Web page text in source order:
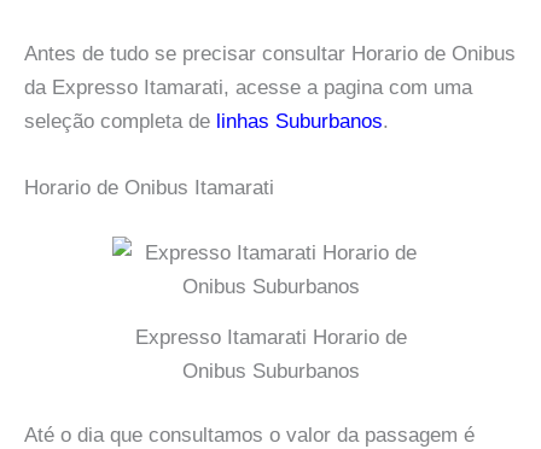
Antes de tudo se precisar consultar Horario de Onibus
da Expresso Itamarati, acesse a pagina com uma
seleção completa de linhas Suburbanos.
Horario de Onibus Itamarati
Expresso Itamarati Horario de
Onibus Suburbanos
Até o dia que consultamos o valor da passagem é